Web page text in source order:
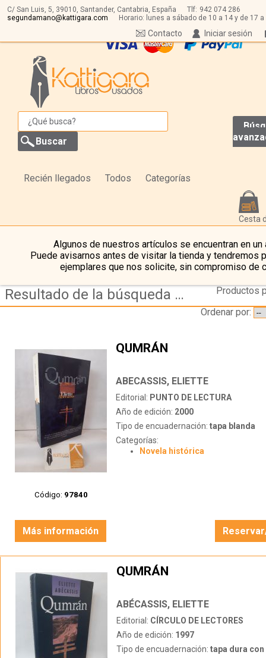
C/ San Luis, 5, 39010, Santander, Cantabria, España Tlf: 942 074 286
segundamano@kattigara.com
Horario: lunes a sábado de 10 a 14 y de 17 a
Iniciar sesión
Contacto
Recién llegados Todos Categorías
Cesta
Algunos de nuestros artículos se encuentran en un
Puede avisarnos antes de visitar la tienda y tendremos
ejemplares que nos solicite, sin compromiso de
Resultado de la búsqueda de autor abecassis,-eliette
Productos
Ordenar por:
Código: 97840
QUMRÁN
ABECASSIS, ELIETTE
Editorial: PUNTO DE LECTURA
Año de edición: 2000
Tipo de encuadernación: tapa blanda
Categorías:
Novela histórica
Más información
QUMRÁN
ABÉCASSIS, ELIETTE
Editorial: CÍRCULO DE LECTORES
Año de edición: 1997
Tipo de encuadernación: tapa dura con